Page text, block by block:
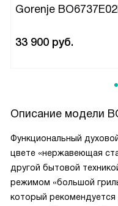
Gorenje
33 900 руб.
Описание модели
Функциональный
цвете «нержавеющая
другой бытовой
режимом «большой
который